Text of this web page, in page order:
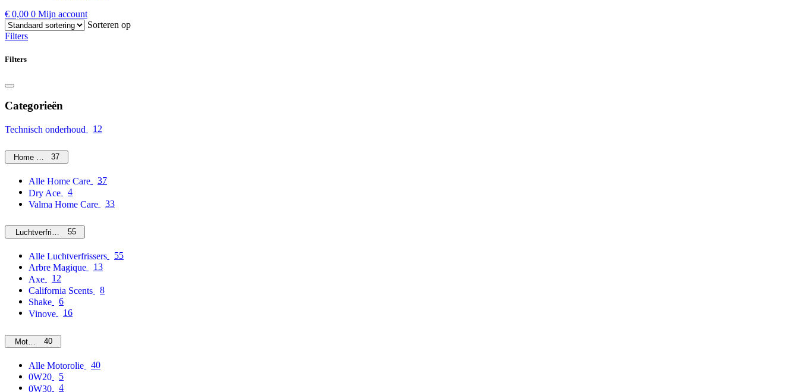
€ 0,00 0 Mijn account
Sorteren op
Filters
Filters
Categorieën
Technisch onderhoud 12
Home Care37
Alle Home Care
37
Dry Ace
4
Valma Home Care
33
Luchtverfrissers55
Alle Luchtverfrissers
55
Arbre Magique
13
Axe
12
California Scents
8
Shake
6
Vinove
16
Motorolie40
Alle Motorolie
40
0W20
5
0W30
4